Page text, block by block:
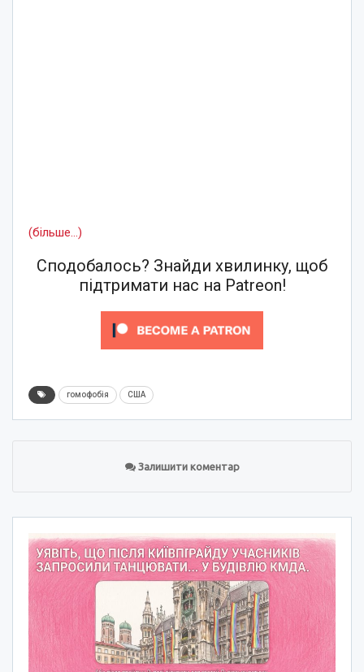
(більше…)
Сподобалось? Знайди хвилинку, щоб
підтримати нас на Patreon!
гомофобія США
Залишити коментар